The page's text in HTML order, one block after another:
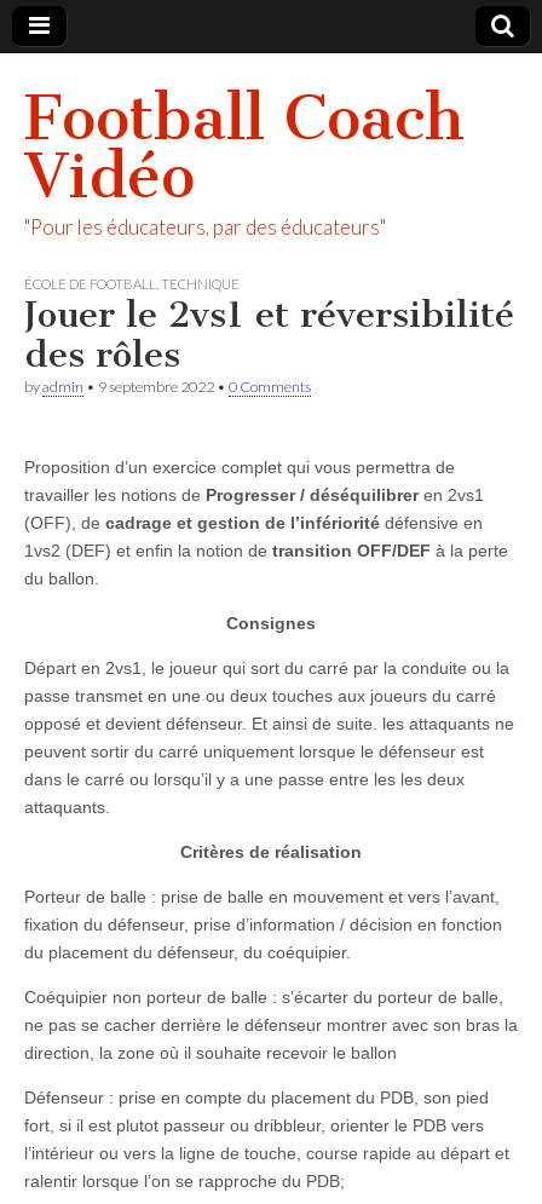
Football Coach
Vidéo
"Pour les éducateurs, par des éducateurs"
ÉCOLE DE FOOTBALL TECHNIQUE
Jouer le 2vs1 et réversibilité
des rôles
byadmin • 9 septembre 2022 • 0 Comments
Proposition d’un exercice complet qui vous permettra de
travailler les notions de Progresser / déséquilibreren 2vs1
(OFF), de cadrage et gestion de l’infériorité défensive en
1vs2 (DEF) et enfin la notion de transition OFF/DEF à la perte
du ballon.
Consignes
Départ en 2vs1, le joueur qui sort du carré par la conduite ou la
passe transmet en une ou deux touches aux joueurs du carré
opposé et devient défenseur. Et ainsi de suite. les attaquants ne
peuvent sortir du carré uniquement lorsque le défenseur est
dans le carré ou lorsqu’il y a une passe entre les les deux
attaquants.
Critères de réalisation
Porteur de balle : prise de balle en mouvement et vers l’avant,
fixation du défenseur, prise d’information / décision en fonction
du placement du défenseur, du coéquipier.
Coéquipier non porteur de balle : s’écarter du porteur de balle,
ne pas se cacher derrière le défenseur montrer avec son bras la
direction, la zone où il souhaite recevoir le ballon
Défenseur : prise en compte du placement du PDB, son pied
fort, si il est plutot passeur ou dribbleur, orienter le PDB vers
l’intérieur ou vers la ligne de touche, course rapide au départ et
ralentir lorsque l’on se rapproche du PDB;